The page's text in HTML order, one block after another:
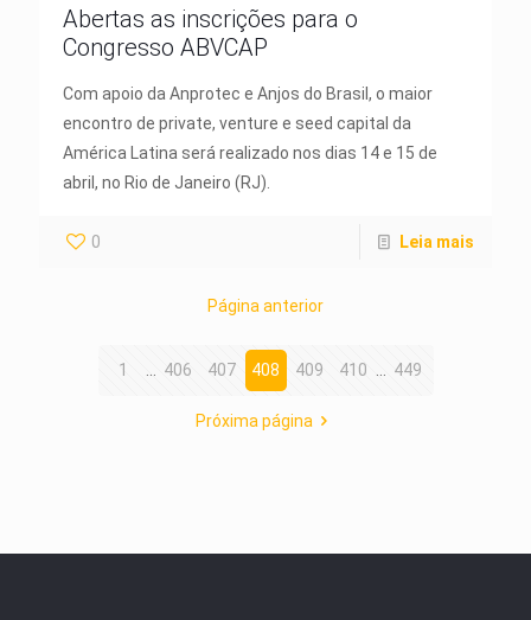
Abertas as inscrições para o
Congresso ABVCAP
Com apoio da Anprotec e Anjos do Brasil, o maior
encontro de private, venture e seed capital da
América Latina será realizado nos dias 14 e 15 de
abril, no Rio de Janeiro (RJ).
0 Leia mais
Página anterior
1 406 407 408 409 410 449
Próxima página